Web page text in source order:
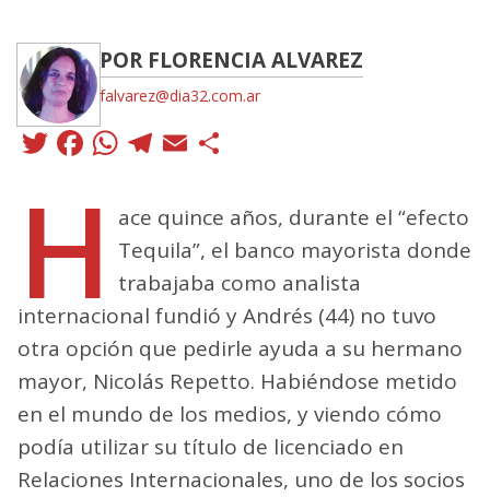
POR FLORENCIA ALVAREZ
falvarez@dia32.com.ar
Twitter
Facebook
WhatsApp
Telegram
Email
H
ace quince años, durante el “efecto
Tequila”, el banco mayorista donde
trabajaba como analista
internacional fundió y Andrés (44) no tuvo
otra opción que pedirle ayuda a su hermano
mayor, Nicolás Repetto. Habiéndose metido
en el mundo de los medios, y viendo cómo
podía utilizar su título de licenciado en
Relaciones Internacionales, uno de los socios